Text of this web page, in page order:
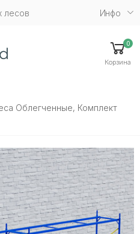
лесов Инфо
0
Корзина
Облегченные, Комплект